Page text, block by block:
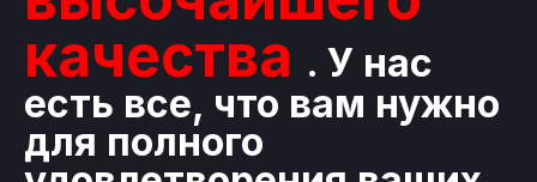
качества . У нас
есть все, что вам нужно
для полного